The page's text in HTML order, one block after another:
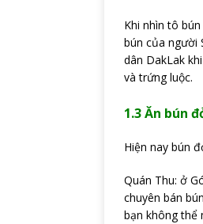
Khi nhìn tô
bún của người
dân DakLak
và trứng luộc.
1.3 Ăn bún
Hiện nay bún
Quán Thu: ở
chuyên bán
bạn không thể